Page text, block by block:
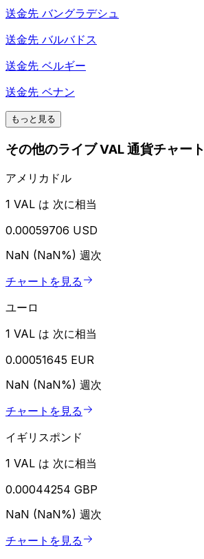
送金先 バングラデシュ
送金先 バルバドス
送金先 ベルギー
送金先 ベナン
もっと見る
その他のライブ VAL 通貨チャート
アメリカドル
1 VAL は 次に相当
0.00059706 USD
NaN (NaN%) 週次
チャートを見る
ユーロ
1 VAL は 次に相当
0.00051645 EUR
NaN (NaN%) 週次
チャートを見る
イギリスポンド
1 VAL は 次に相当
0.00044254 GBP
NaN (NaN%) 週次
チャートを見る